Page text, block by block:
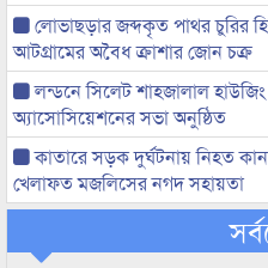
লোভাছড়ার জব্দকৃত পাথর চুরির
আটগ্রামের অবৈধ ক্রাশার জোন চক্র
লন্ডনে সিলেট শাহজালাল
অ্যাসোসিয়েশনের সভা অনুষ্ঠিত
কাতারে সড়ক দুর্ঘটনায় নিহত
খেলাফত মজলিসের নগদ সহায়তা